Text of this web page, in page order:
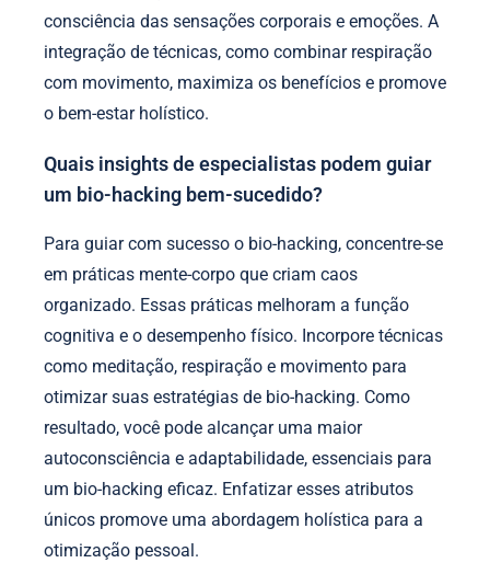
consciência das sensações corporais e emoções. A
integração de técnicas, como combinar respiração
com movimento, maximiza os benefícios e promove
o bem-estar holístico.
Quais insights de especialistas podem guiar
um bio-hacking bem-sucedido?
Para guiar com sucesso o bio-hacking, concentre-se
em práticas mente-corpo que criam caos
organizado. Essas práticas melhoram a função
cognitiva e o desempenho físico. Incorpore técnicas
como meditação, respiração e movimento para
otimizar suas estratégias de bio-hacking. Como
resultado, você pode alcançar uma maior
autoconsciência e adaptabilidade, essenciais para
um bio-hacking eficaz. Enfatizar esses atributos
únicos promove uma abordagem holística para a
otimização pessoal.